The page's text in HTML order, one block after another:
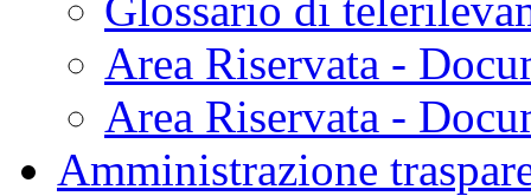
Area Riservata -
Area Riservata -
Amministrazione